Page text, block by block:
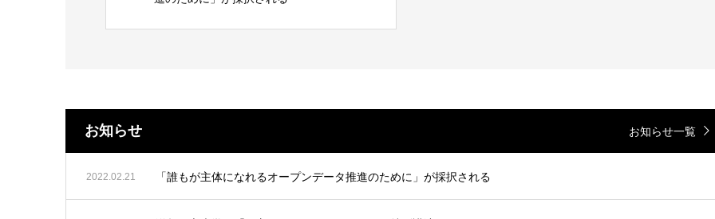
お知らせ お知らせ一覧
2022.02.21 「誰もが主体になれるオープンデータ推進のために」が採択される